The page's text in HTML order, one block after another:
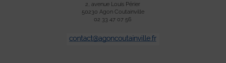
2, avenue Louis Périer
50230 Agon Coutainville
02 33 47 07 56